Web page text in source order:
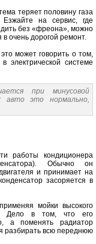
теряет половину газа
на сервис, где
без «фреона», можно
в очень дорогой ремонт.
может говорить о том,
электрической системе
при минусовой
авто это нормально,
работы кондиционера
Обычно он
и принимает на
засоряется в
мойки высокого
Дело в том, что его
а поменять радиатор
разбирать всю переднюю